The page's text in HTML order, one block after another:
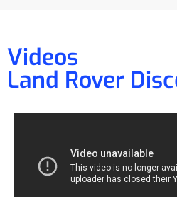
Videos
Land Rover